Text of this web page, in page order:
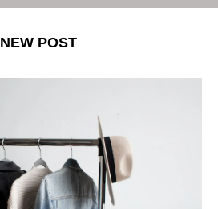
NEW POST